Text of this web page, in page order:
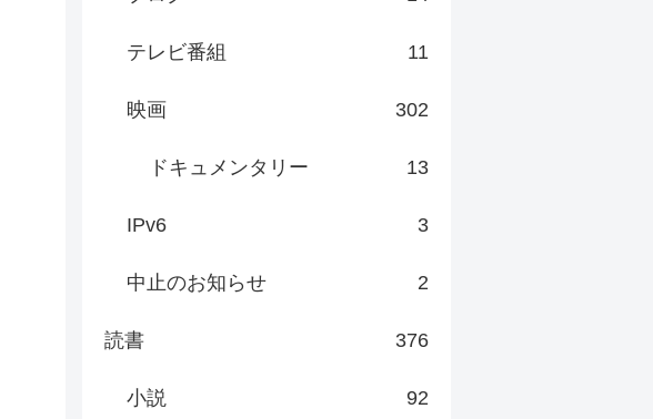
テレビ番組 11
映画 302
ドキュメンタリー 13
IPv6 3
中止のお知らせ 2
読書 376
小説 92